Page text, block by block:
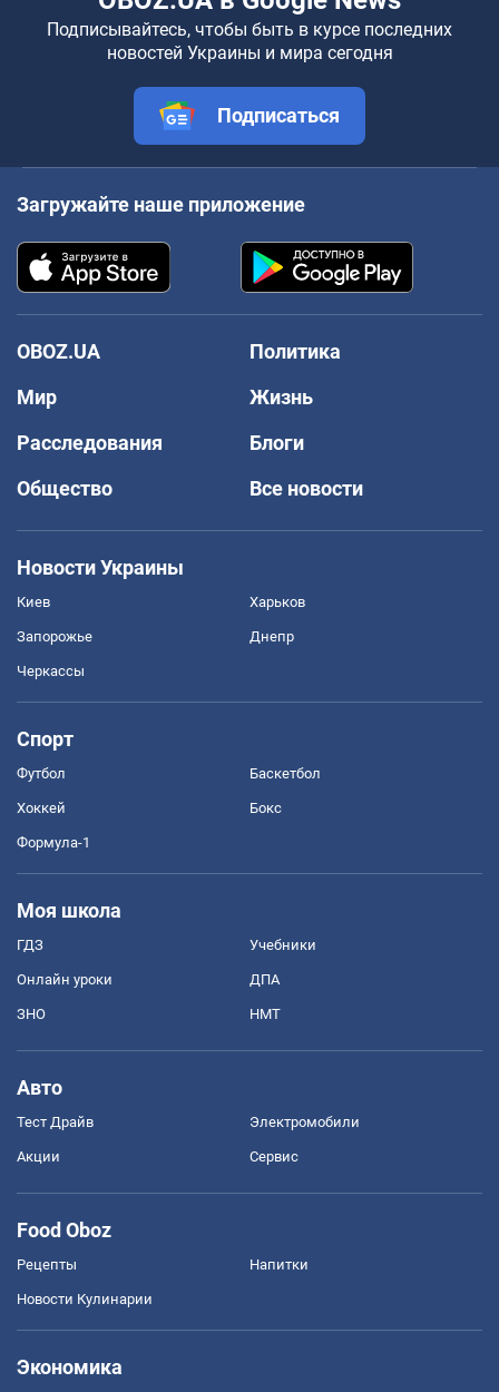
Подписывайтесь, чтобы быть в курсе последних
новостей Украины и мира сегодня
Подписаться
Загружайте наше приложение
OBOZ.UA
Политика
Мир
Жизнь
Расследования
Блоги
Общество
Все новости
Новости Украины
Киев Харьков
Запорожье Днепр
Черкассы
Спорт
Футбол Баскетбол
Хоккей Бокс
Формула-1
Моя школа
ГДЗ Учебники
Онлайн уроки ДПА
ЗНО НМТ
Авто
Тест Драйв Электромобили
Акции Сервис
Food Oboz
Рецепты Напитки
Новости Кулинарии
Экономика